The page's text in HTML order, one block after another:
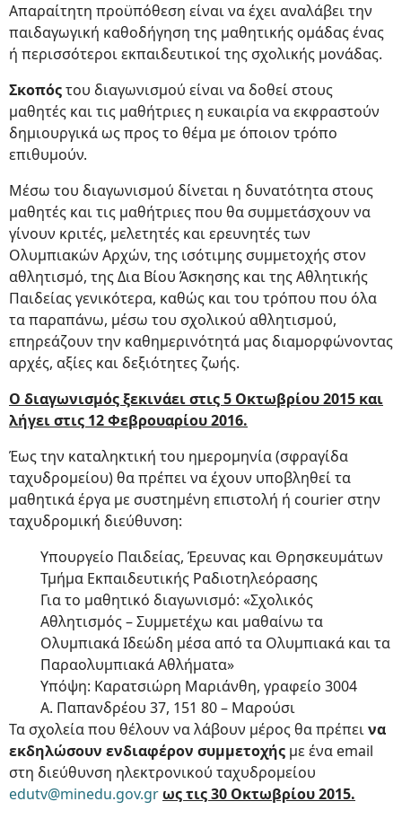
Απαραίτητη προϋπόθεση είναι να έχει αναλάβει την
παιδαγωγική καθοδήγηση της μαθητικής ομάδας ένας
ή περισσότεροι εκπαιδευτικοί της σχολικής μονάδας.
Σκοπόςτου διαγωνισμού είναι να δοθεί στους
μαθητές και τις μαθήτριες η ευκαιρία να εκφραστούν
δημιουργικά ως προς το θέμα με όποιον τρόπο
επιθυμούν.
Μέσω του διαγωνισμού δίνεται η δυνατότητα στους
μαθητές και τις μαθήτριες που θα συμμετάσχουν να
γίνουν κριτές, μελετητές και ερευνητές των
Ολυμπιακών Αρχών, της ισότιμης συμμετοχής στον
αθλητισμό, της Δια Βίου Άσκησης και της Αθλητικής
Παιδείας γενικότερα, καθώς και του τρόπου που όλα
τα παραπάνω, μέσω του σχολικού αθλητισμού,
επηρεάζουν την καθημερινότητά μας διαμορφώνοντας
αρχές, αξίες και δεξιότητες ζωής.
Ο διαγωνισμός ξεκινάει στις 5 Οκτωβρίου 2015 και
λήγει στις 12 Φεβρουαρίου 2016.
Έως την καταληκτική του ημερομηνία (σφραγίδα
ταχυδρομείου) θα πρέπει να έχουν υποβληθεί τα
μαθητικά έργα με συστημένη επιστολή ή courier στην
ταχυδρομική διεύθυνση:
Υπουργείο Παιδείας, Έρευνας και Θρησκευμάτων
Τμήμα Εκπαιδευτικής Ραδιοτηλεόρασης
Για το μαθητικό διαγωνισμό: «Σχολικός
Αθλητισμός – Συμμετέχω και μαθαίνω τα
Ολυμπιακά Ιδεώδη μέσα από τα Ολυμπιακά και τα
Παραολυμπιακά Αθλήματα»
Υπόψη: Καρατσιώρη Μαριάνθη, γραφείο 3004
Α. Παπανδρέου 37, 151 80 – Μαρούσι
Τα σχολεία που θέλουν να λάβουν μέρος θα πρέπεινα
εκδηλώσουν ενδιαφέρον συμμετοχής με ένα email
στη διεύθυνση ηλεκτρονικού ταχυδρομείου
edutv@minedu.gov.grως τις 30 Οκτωβρίου 2015.